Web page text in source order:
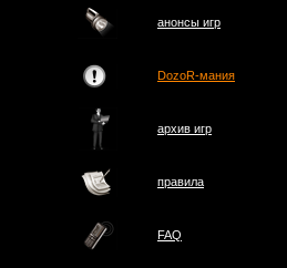
анонсы игр
DozoR-мания
архив игр
правила
FAQ